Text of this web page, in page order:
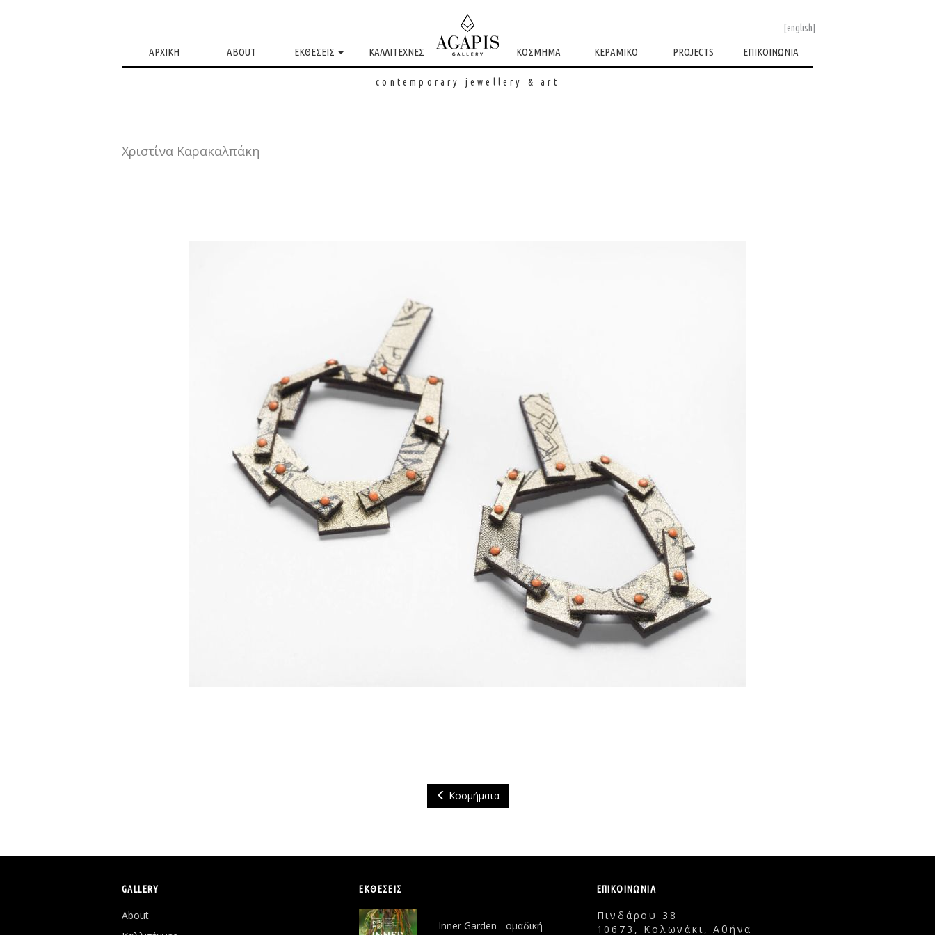
[english]
ΑΡΧΙΚΗ ABOUT ΕΚΘΕΣΕΙΣ ΚΑΛΛΙΤΕΧΝΕΣ ΚΟΣΜΗΜΑ ΚΕΡΑΜΙΚΟ PROJECTS ΕΠΙΚΟΙΝΩΝΙΑ
contemporary jewellery & art
Χριστίνα Καρακαλπάκη
Κοσμήματα
GALLERY
About
ΕΚΘΕΣΕΙΣ
Inner Garden - ομαδική
ΕΠΙΚΟΙΝΩΝΙΑ
Πινδάρου 38
10673, Κολωνάκι, Αθήνα